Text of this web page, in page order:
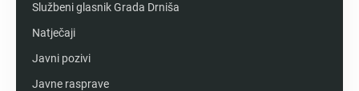
Službeni glasnik Grada Drniša
Natječaji
Javni pozivi
Javne rasprave